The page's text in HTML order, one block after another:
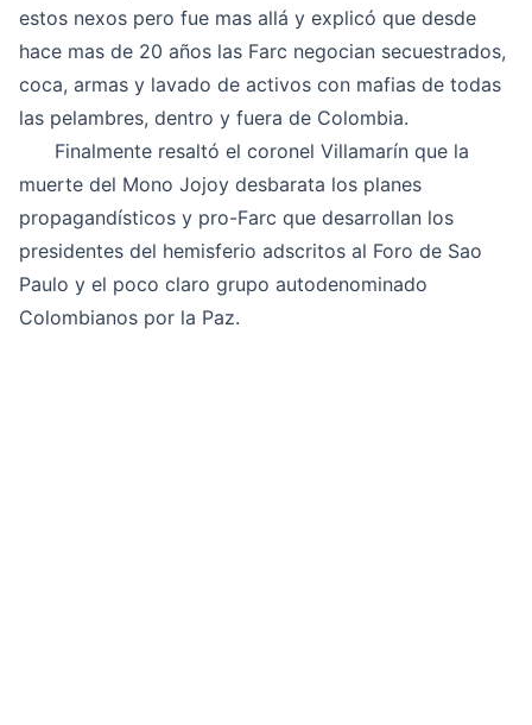
estos nexos pero fue mas allá y explicó que desde
hace mas de 20 años las Farc negocian secuestrados,
coca, armas y lavado de activos con mafias de todas
las pelambres, dentro y fuera de Colombia.
Finalmente resaltó el coronel Villamarín que la
muerte del Mono Jojoy desbarata los planes
propagandísticos y pro-Farc que desarrollan los
presidentes del hemisferio adscritos al Foro de Sao
Paulo y el poco claro grupo autodenominado
Colombianos por la Paz.